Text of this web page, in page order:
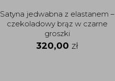
Satyna jedwabna z elastanem –
czekoladowy brąz w czarne
groszki
320,00 zł